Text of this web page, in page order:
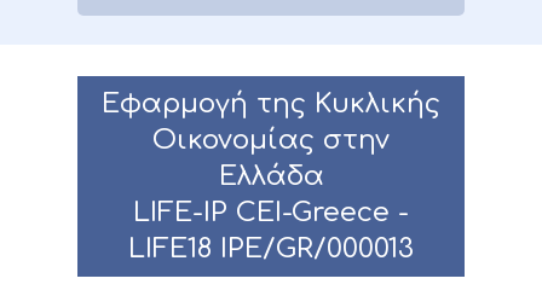
Εφαρμογή της Κυκλικής
Οικονομίας στην
Ελλάδα
LIFE-IP CEI-Greece -
LIFE18 IPE/GR/000013